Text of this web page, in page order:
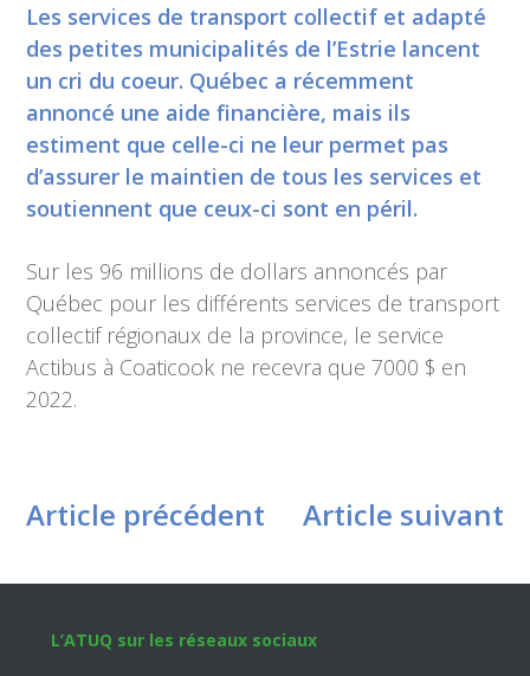
Les services de transport collectif et adapté
des petites municipalités de l’Estrie lancent
un cri du coeur. Québec a récemment
annoncé une aide financière, mais ils
estiment que celle-ci ne leur permet pas
d’assurer le maintien de tous les services et
soutiennent que ceux-ci sont en péril.
Sur les 96 millions de dollars annoncés par
Québec pour les différents services de transport
collectif régionaux de la province, le service
Actibus à Coaticook ne recevra que 7000 $ en
2022.
Article précédent Article suivant
Footer
L’ATUQ sur les réseaux sociaux